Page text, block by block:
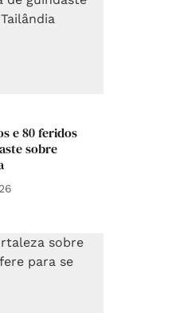
e 80 feridos
sobre